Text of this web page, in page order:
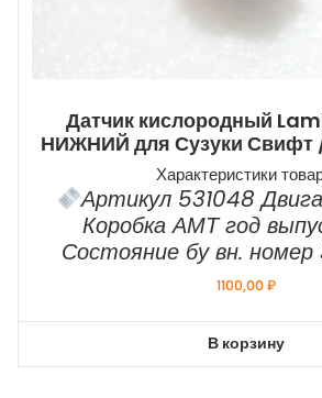
Датчик кислородный
НИЖНИЙ для Сузуки Свифт
Характеристики
Артикул 531048
Коробка АМТ год
Состояние бу вн.
1100,00₽
В корзину